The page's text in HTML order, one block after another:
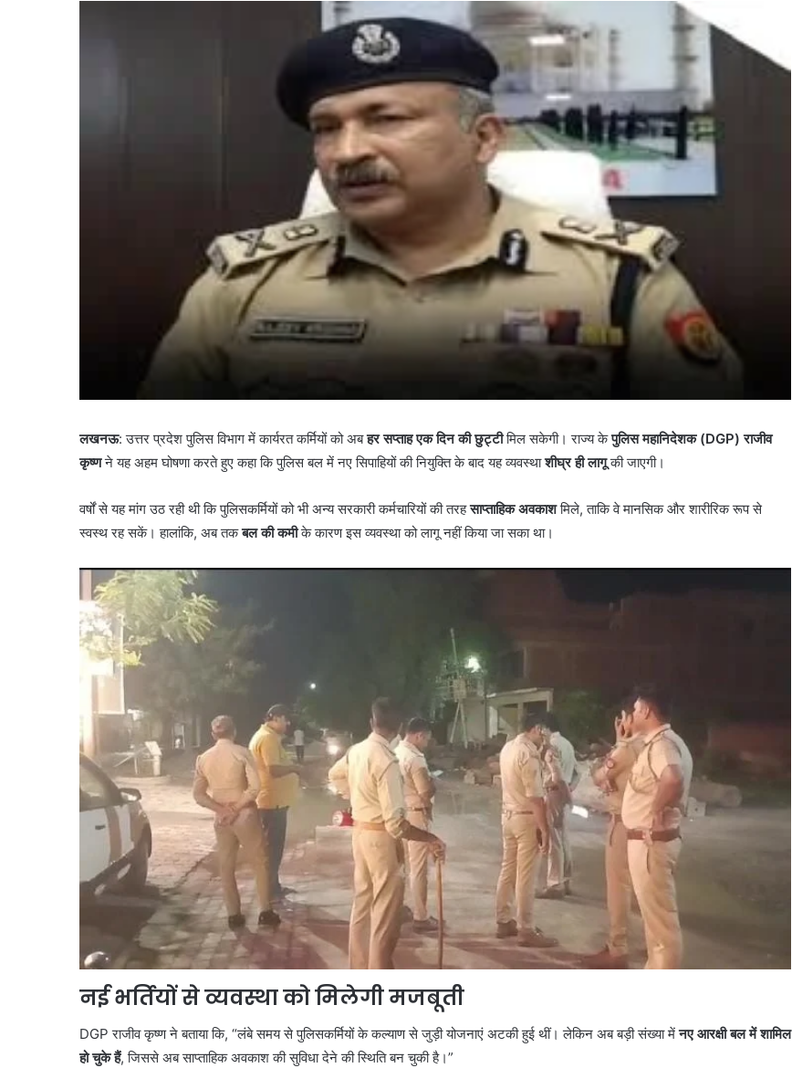
लखनऊ: उत्तर प्रदेश पुलिस विभाग में कार्यरत कर्मियों को अबहर सप्ताह एक दिन की छुट्टीमिल सकेगी। राज्य केपुलिस महानिदेशक (DGP) राजीव
कृष्णने यह अहम घोषणा करते हुए कहा कि पुलिस बल में नए सिपाहियों की नियुक्ति के बाद यह व्यवस्थाशीघ्र ही लागूकी जाएगी।
वर्षों से यह मांग उठ रही थी कि पुलिसकर्मियों को भी अन्य सरकारी कर्मचारियों की तरहसाप्ताहिक अवकाशमिले, ताकि वे मानसिक और शारीरिक रूप से
स्वस्थ रह सकें। हालांकि, अब तकबल की कमीके कारण इस व्यवस्था को लागू नहीं किया जा सका था।
नई भर्तियों से व्यवस्था को मिलेगी मजबूती
DGP राजीव कृष्ण ने बताया कि, “लंबे समय से पुलिसकर्मियों के कल्याण से जुड़ी योजनाएं अटकी हुई थीं। लेकिन अब बड़ी संख्या मेंनए आरक्षी बल में शामिल
हो चुके हैं, जिससे अब साप्ताहिक अवकाश की सुविधा देने की स्थिति बन चुकी है।”